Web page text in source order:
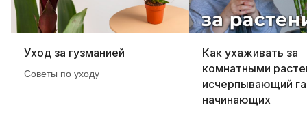
Уход за гузманией
Советы по уходу
Как ухаживать за
комнатными
исчерпывающий
начинающих